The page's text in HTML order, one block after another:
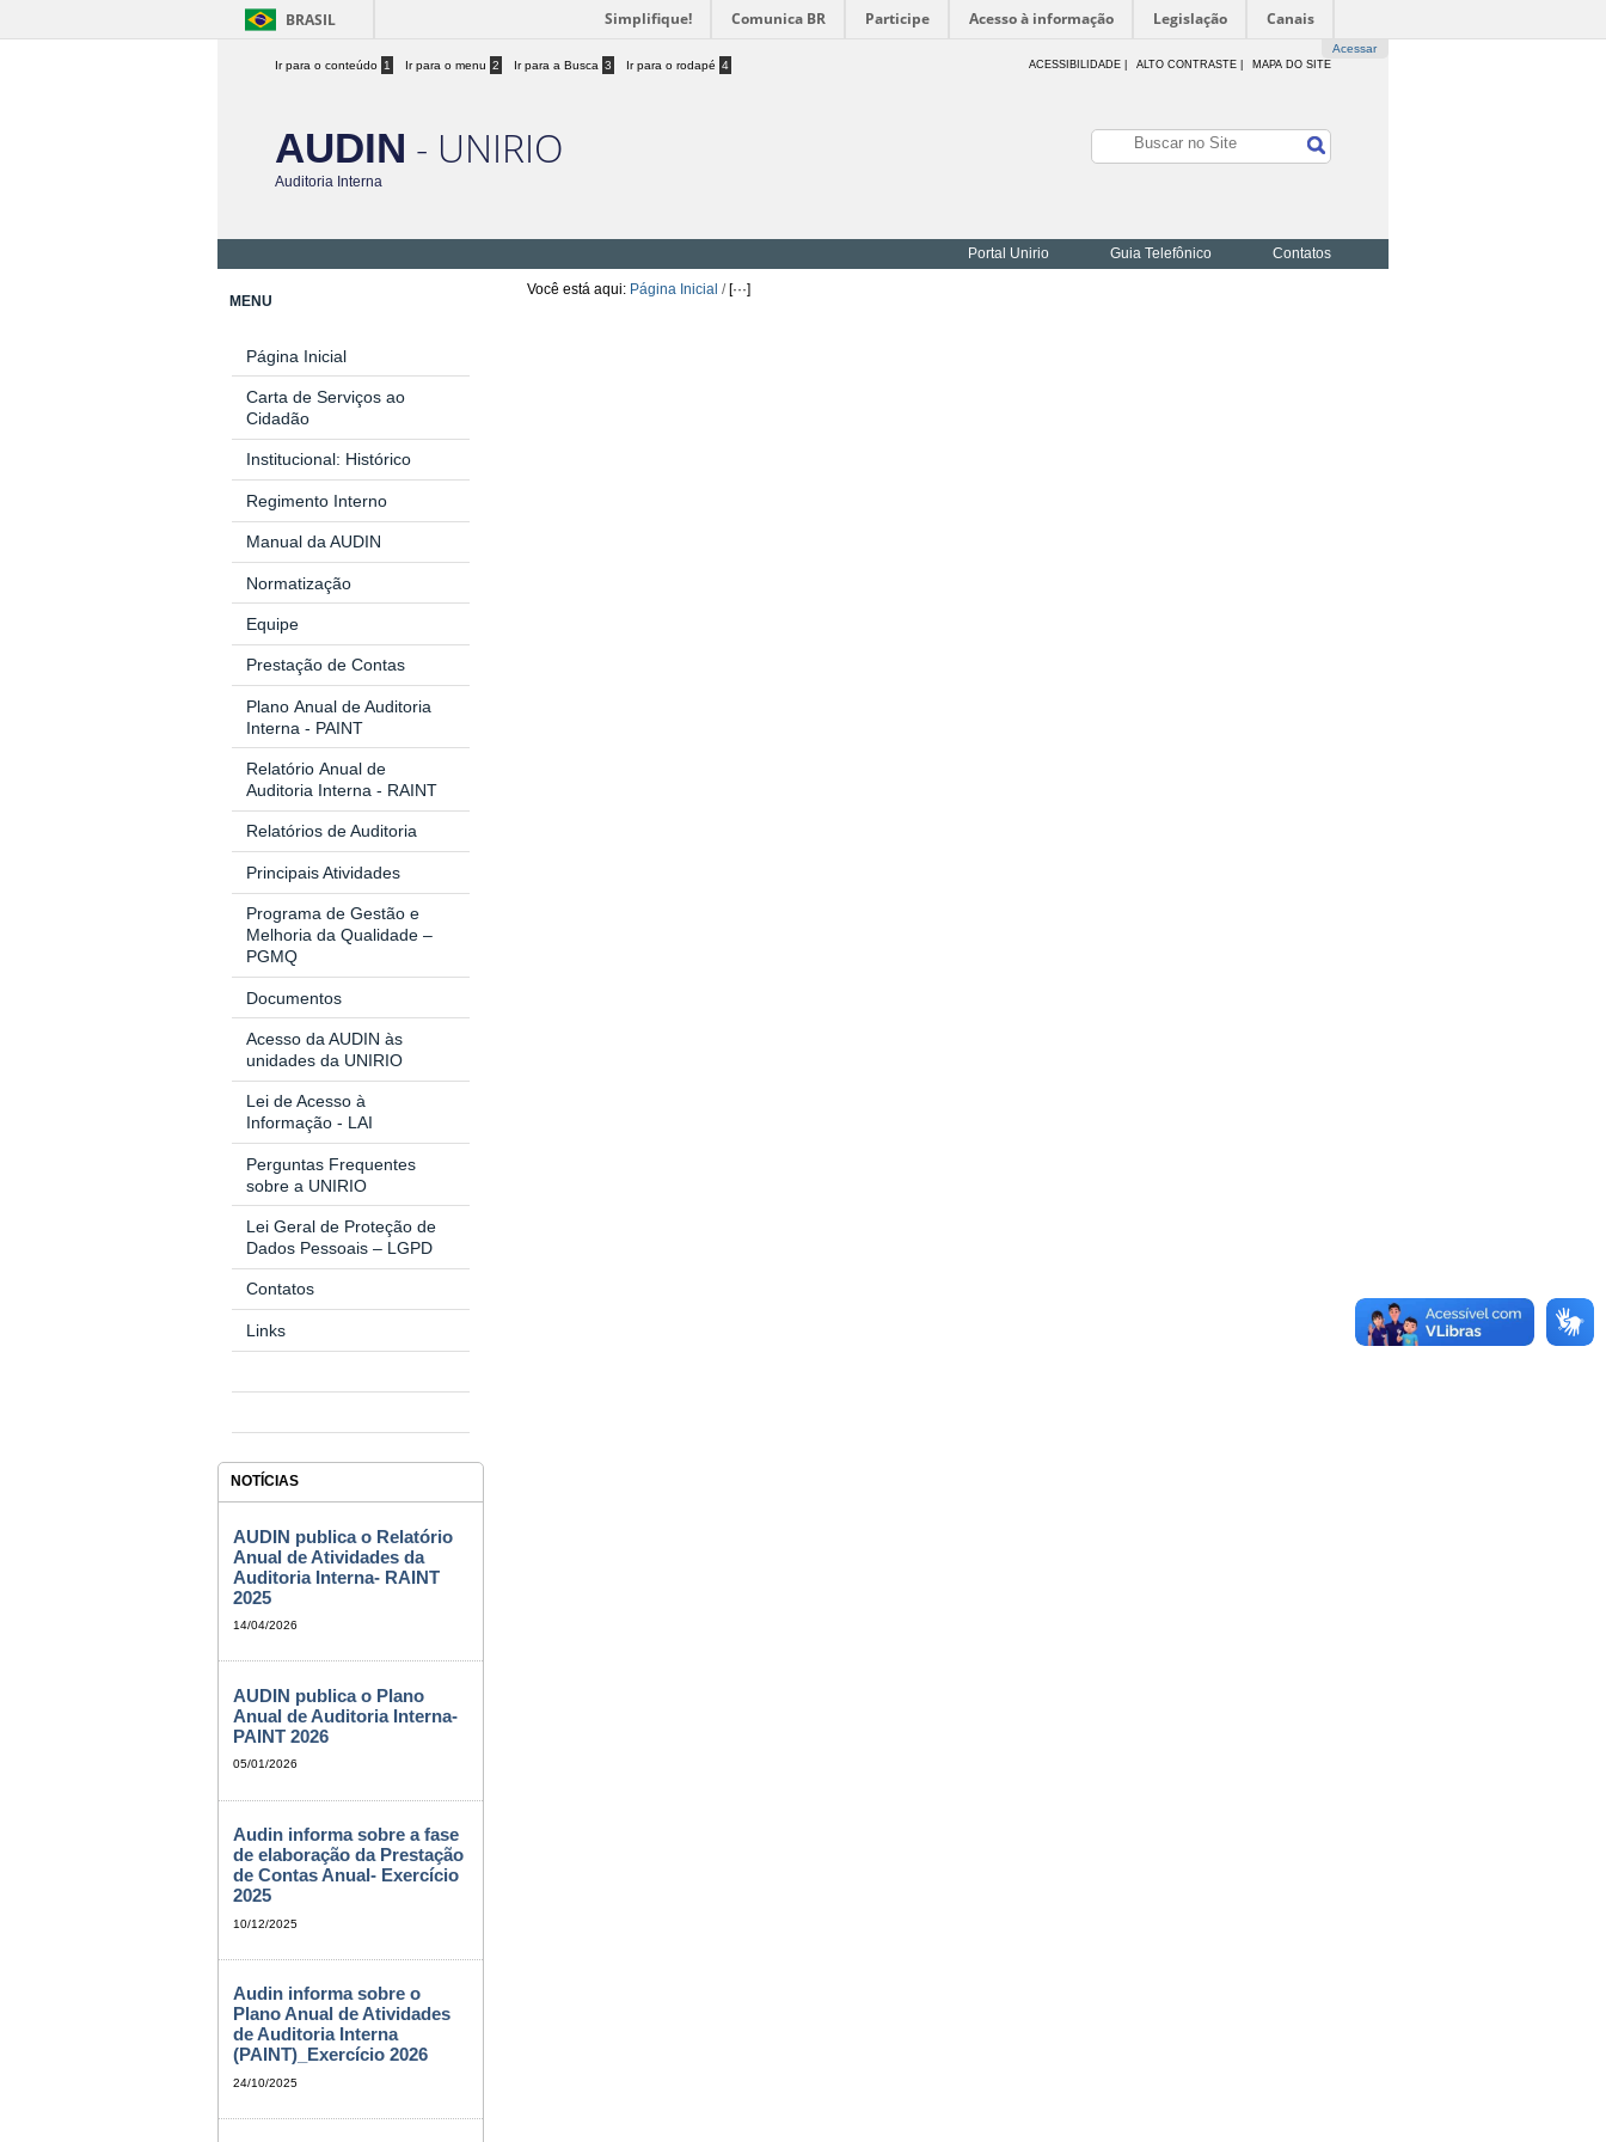
BRASIL Simplifique! Comunica BR Participe Acesso à informação Legislação Canais
Acessar
Ir para o conteúdo 1 Ir para o menu 2 Ir para a Busca 3 Ir para o rodapé 4 ACESSIBILIDADE ALTO CONTRASTE | MAPA DO SITE
AUDIN - UNIRIO
Auditoria Interna
Portal Unirio Guia Telefônico Contatos
Você está aqui: Página Inicial / [···]
MENU
Página Inicial
Carta de Serviços ao
Cidadão
Institucional: Histórico
Regimento Interno
Manual da AUDIN
Normatização
Equipe
Prestação de Contas
Plano Anual de Auditoria
Interna - PAINT
Relatório Anual de
Auditoria Interna - RAINT
Relatórios de Auditoria
Principais Atividades
Programa de Gestão e
Melhoria da Qualidade –
PGMQ
Documentos
Acesso da AUDIN às
unidades da UNIRIO
Lei de Acesso à
Informação - LAI
Perguntas Frequentes
sobre a UNIRIO
Lei Geral de Proteção de
Dados Pessoais – LGPD
Contatos
Links
NOTÍCIAS
AUDIN publica o Relatório
Anual de Atividades da
Auditoria Interna- RAINT
2025
14/04/2026
AUDIN publica o Plano
Anual de Auditoria Interna-
PAINT 2026
05/01/2026
Audin informa sobre a fase
de elaboração da Prestação
de Contas Anual- Exercício
2025
10/12/2025
Audin informa sobre o
Plano Anual de Atividades
de Auditoria Interna
(PAINT)_Exercício 2026
24/10/2025